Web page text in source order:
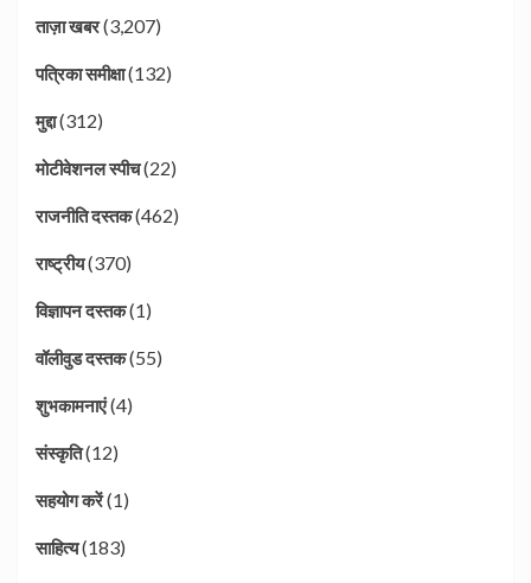
ताज़ा खबर(3,207)
पत्रिका समीक्षा(132)
मुद्दा(312)
मोटीवेशनल स्पीच(22)
राजनीति दस्तक(462)
राष्ट्रीय(370)
विज्ञापन दस्तक(1)
वॉलीवुड दस्तक(55)
शुभकामनाएं(4)
संस्कृति(12)
सहयोग करें(1)
साहित्य(183)